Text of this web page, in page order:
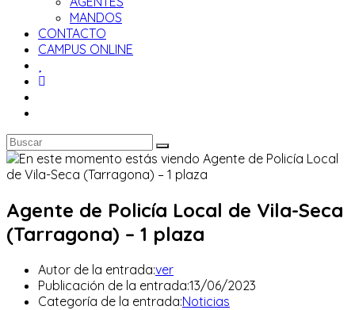
MANDOS
CONTACTO
CAMPUS ONLINE
Agente de Policía Local de Vila-Seca
(Tarragona) – 1 plaza
Autor de la entrada:ver
Publicación de la entrada:13/06/2023
Categoría de la entrada:Noticias